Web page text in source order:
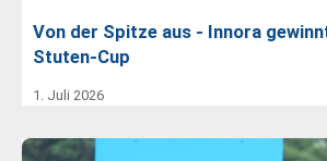
Von der Spitze aus - Innora
Stuten-Cup
1. Juli 2026